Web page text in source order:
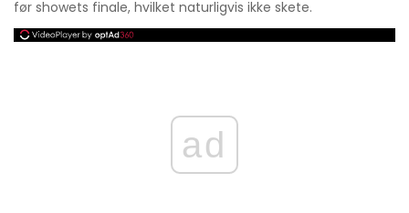
før showets finale, hvilket naturligvis ikke skete.
ad